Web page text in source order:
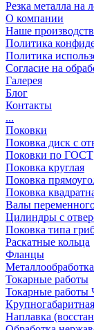
Резка металла на
О компании
Наше
Политика
Политика
Согласие на
Галерея
Блог
Контакты
...
Поковки
Поковка диск с
Поковки по ГОСТ
Поковка круглая
Поковка
Поковка
Валы
Цилиндры с
Поковка типа
Раскатные кольца
Фланцы
Металлообработка
Токарные работы
Токарные
Наплавка